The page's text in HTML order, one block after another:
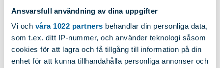
Ansvarsfull användning av dina uppgifter
Vi och våra 1022 partners behandlar din personliga data,
som t.ex. ditt IP-nummer, och använder teknologi såsom
cookies för att lagra och få tillgång till information på din
enhet för att kunna tillhandahålla personliga annonser och
Legering:2007T4 Höjd:30.00
Bredd:30.00 Diameter:N/A